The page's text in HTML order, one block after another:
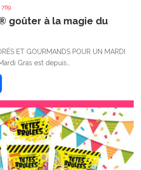
769
goûter à la magie du
ET GOURMANDS POUR UN MARDI
Gras est depuis…